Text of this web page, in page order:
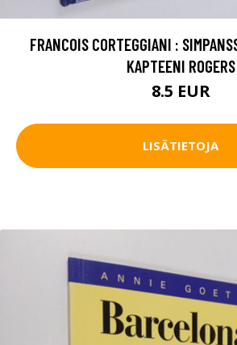
FRANCOIS CORTEGGIANI :
KAPTEENI ROGERS
8.5 EUR
LISÄTIETOJA